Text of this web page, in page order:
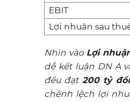
EBIT
Lợi nhuận sau
Nhìn vào Lợi
dễ kết luận DN A
đều đạt 200 tỷ
chênh lệch lợi